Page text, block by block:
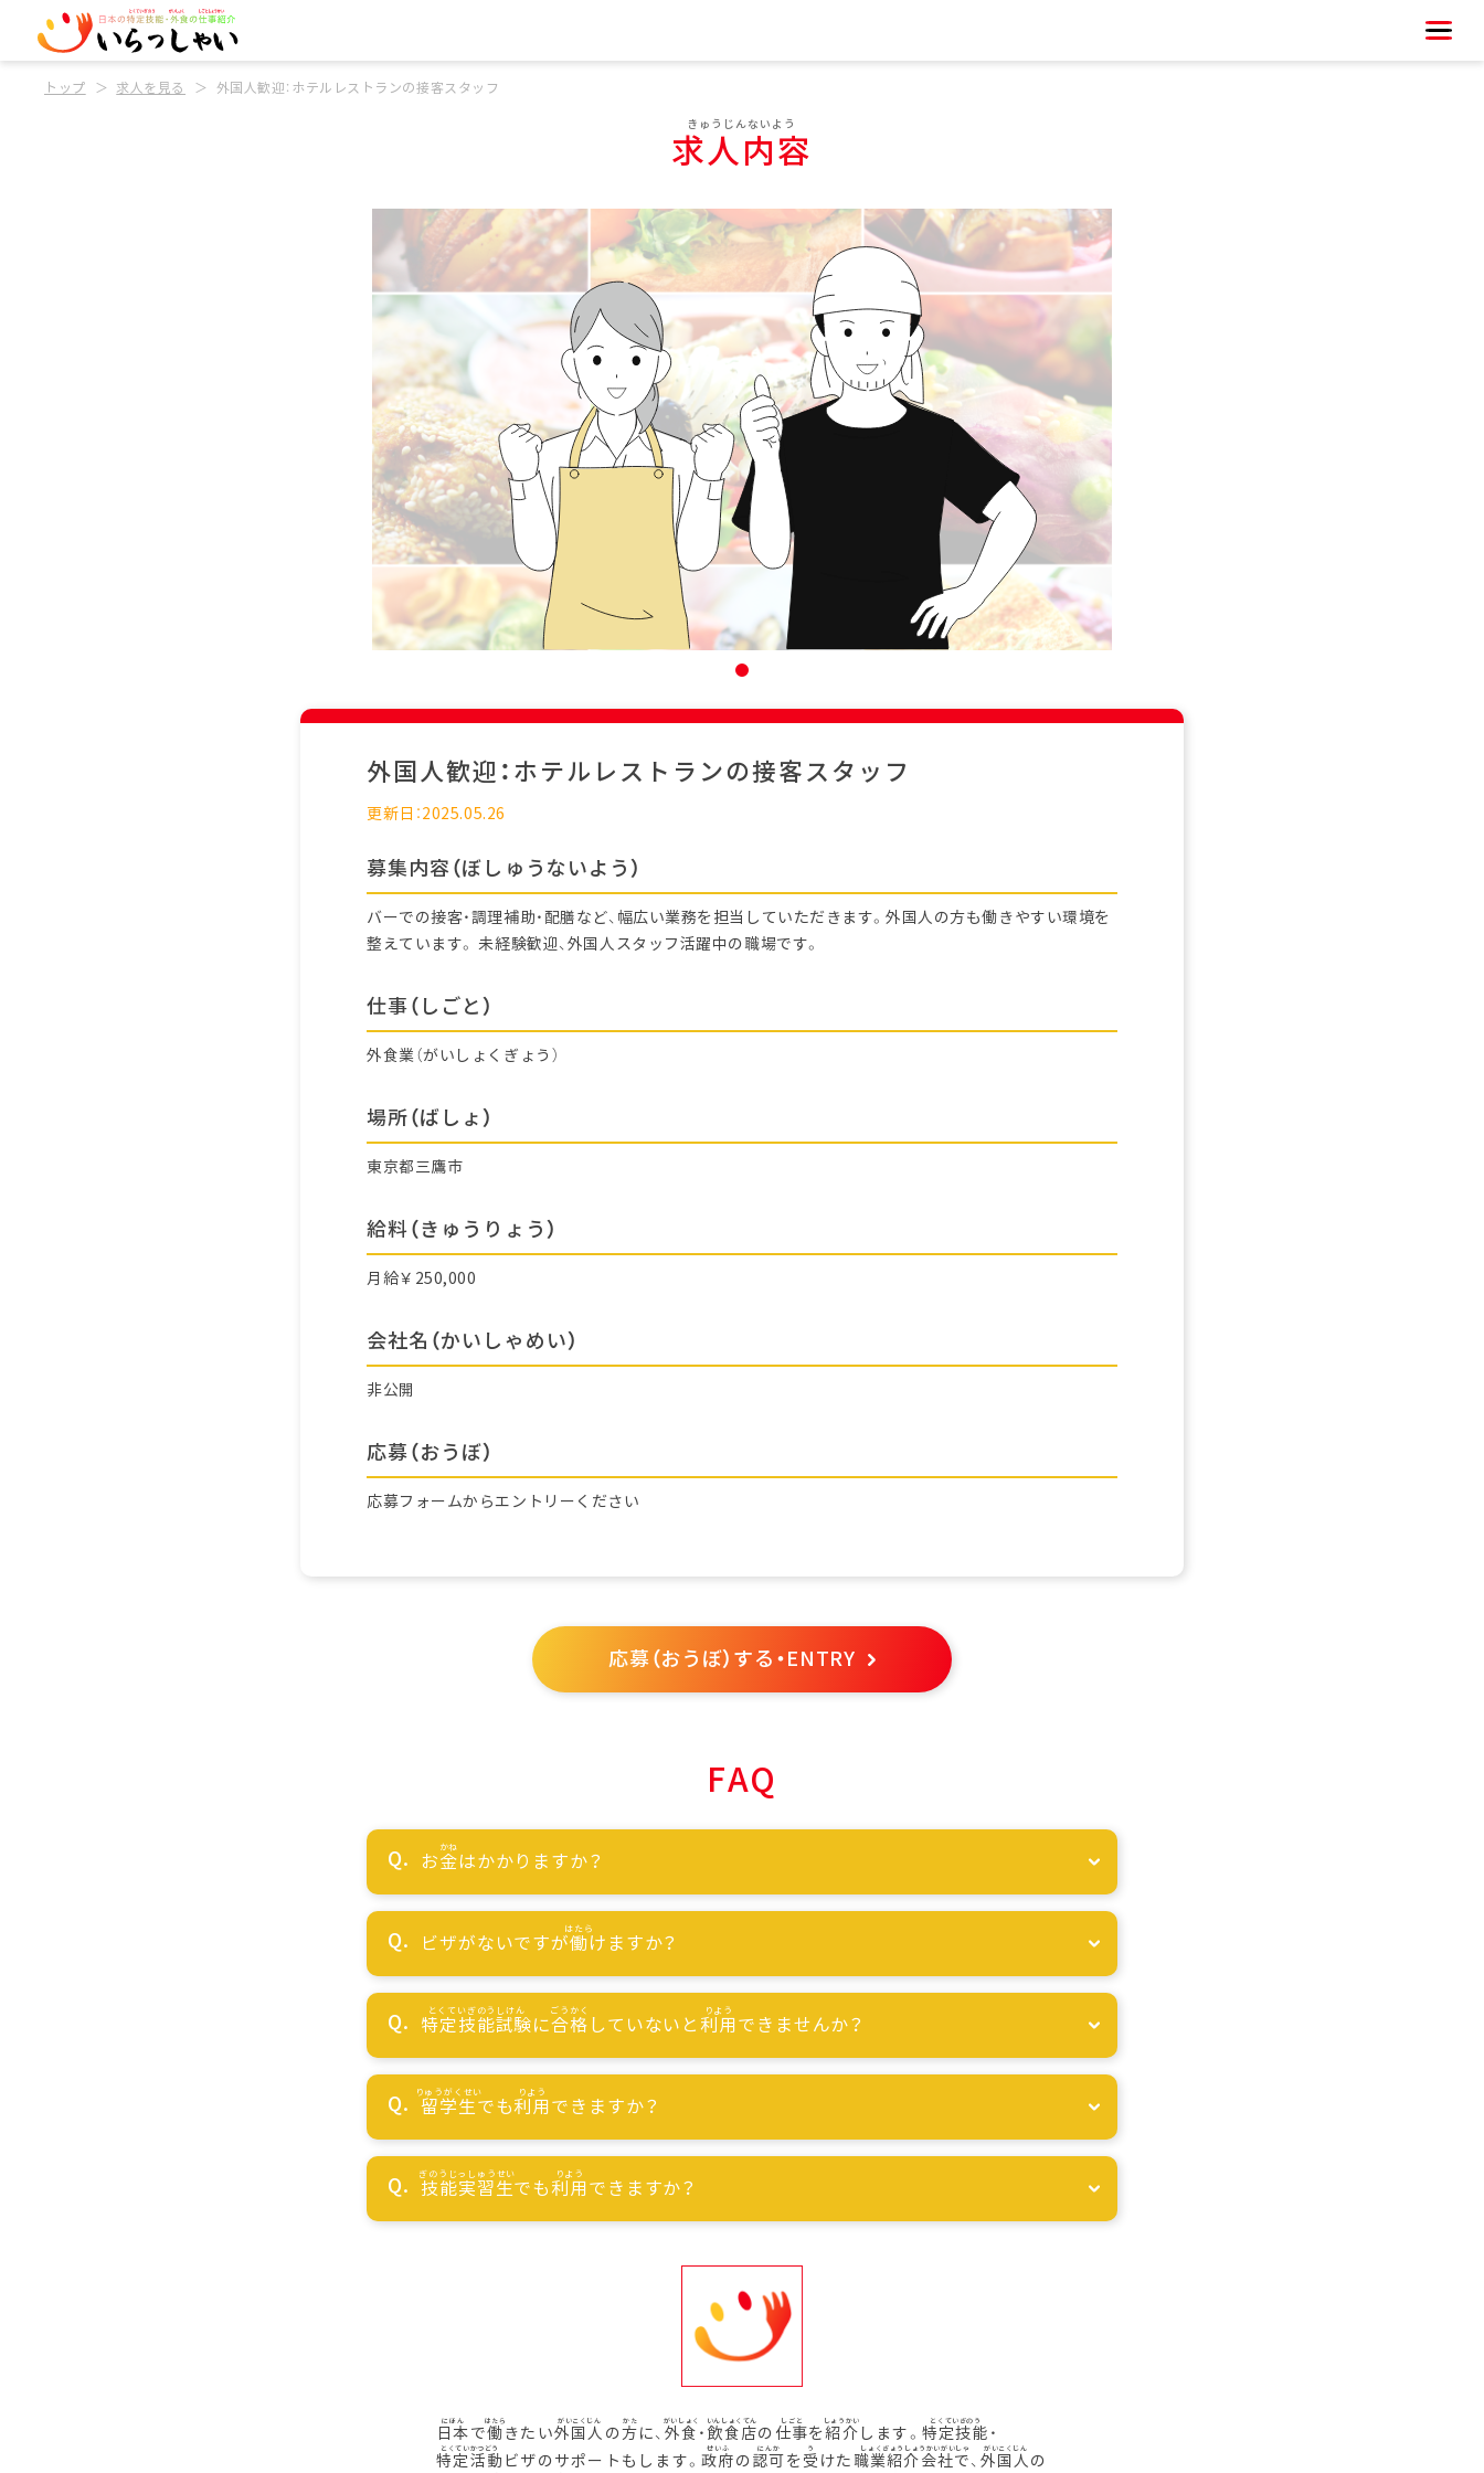
トップ 求人を見る 外国人歓迎：ホテルレストランの接客スタッフ
求人内容
外国人歓迎：ホテルレストランの接客スタッフ
更新日：2025.05.26
募集内容（ぼしゅうないよう）
バーでの接客・調理補助・配膳など、幅広い業務を担当していただきます。外国人の方も働きやすい環境を
整えています。 未経験歓迎、外国人スタッフ活躍中の職場です。
仕事（しごと）
外食業（がいしょくぎょう）
場所（ばしょ）
東京都三鷹市
給料（きゅうりょう）
月給￥250,000
会社名（かいしゃめい）
非公開
応募（おうぼ）
応募フォームからエントリーください
応募（おうぼ）する・ENTRY
FAQ
お金はかかりますか？
ビザがないですが働けますか？
特定技能試験に合格 していないと利用できませんか？
留学生でも利用できますか？
技能実習生でも利用できますか？
日本で働きたい外国人 の方に、 外食 ・ 飲食店の 仕事を紹介 します。 特定技能 ・
特定活動 ビザのサポートもします。政府の 認可を受 けた 職業紹介会社で、 外国人の